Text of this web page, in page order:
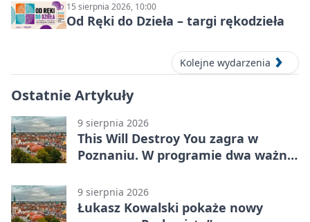
15 sierpnia 2026, 10:00
Od Ręki do Dzieła – targi rękodzieła
Kolejne wydarzenia
Ostatnie Artykuły
9 sierpnia 2026
This Will Destroy You zagra w
Poznaniu. W programie dwa ważne
9 sierpnia 2026
Łukasz Kowalski pokaże nowy